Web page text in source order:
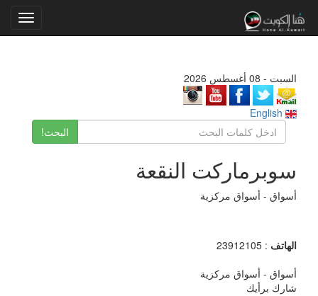
السبت - 08 أغسطس 2026
البحث!
سوبرماركت النقعة
أسواق - أسواق مركزية
الهاتف : 23912105
أسواق - أسواق مركزية
شارك برأيك